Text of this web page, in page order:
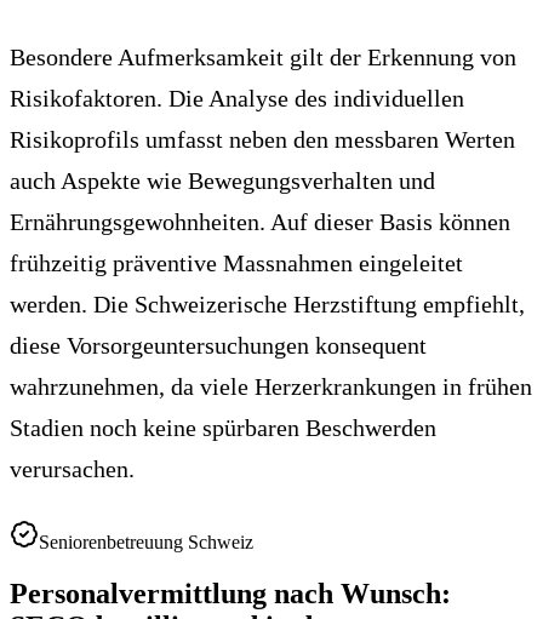
Besondere Aufmerksamkeit gilt der Erkennung von
Risikofaktoren. Die Analyse des individuellen
Risikoprofils umfasst neben den messbaren Werten
auch Aspekte wie Bewegungsverhalten und
Ernährungsgewohnheiten. Auf dieser Basis können
frühzeitig präventive Massnahmen eingeleitet
werden. Die Schweizerische Herzstiftung empfiehlt,
diese Vorsorgeuntersuchungen konsequent
wahrzunehmen, da viele Herzerkrankungen in frühen
Stadien noch keine spürbaren Beschwerden
verursachen.
Seniorenbetreuung Schweiz
Personalvermittlung nach Wunsch: